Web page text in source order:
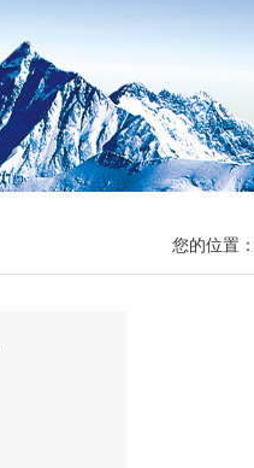
您的位置：